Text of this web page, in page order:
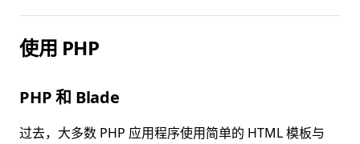
使用 PHP
PHP 和 Blade
过去，大多数 PHP 应用程序使用简单的 HTML 模板与